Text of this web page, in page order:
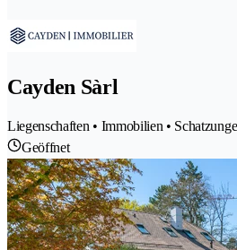
Cayden Sàrl
Liegenschaften • Immobilien •
Geöffnet